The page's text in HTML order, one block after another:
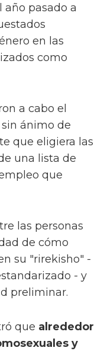
año pasado a
en las
como
a cabo el
ánimo de
que eligiera las
una lista de
que
las personas
de cómo
su "rirekisho" -
- y
preliminar.
que alrededor
y